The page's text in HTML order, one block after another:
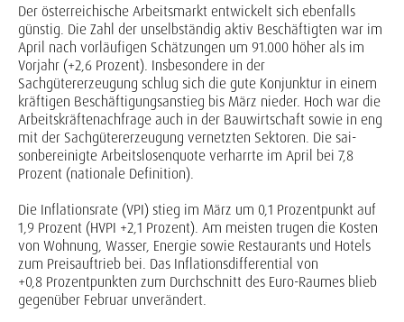
Der österreichische Arbeitsmarkt entwickelt sich ebenfalls
günstig. Die Zahl der unselbständig aktiv Beschäftigten war im
April nach vorläufigen Schätzungen um 91.000 höher als im
Vorjahr (+2,6 Prozent). Insbesondere in der
Sachgütererzeugung schlug sich die gute Konjunktur in einem
kräftigen Beschäftigungsanstieg bis März nieder. Hoch war die
Arbeitskräftenachfrage auch in der Bauwirtschaft sowie in eng
mit der Sachgütererzeugung vernetzten Sektoren. Die sai­
sonbereinigte Arbeitslosenquote verharrte im April bei 7,8
Prozent (nationale Definition).
Die Inflationsrate (VPI) stieg im März um 0,1 Prozentpunkt auf
1,9 Prozent (HVPI +2,1 Prozent). Am meisten trugen die Kosten
von Wohnung, Wasser, Energie sowie Restaurants und Hotels
zum Preisauf­trieb bei. Das Inflationsdifferential von
+0,8 Prozentpunkten zum Durchschnitt des Euro-Rau­mes blieb
gegenüber Februar unverändert.